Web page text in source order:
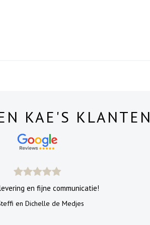
KAE'S KLANTEN
en fijne communicatie!
en Dichelle de Medjes